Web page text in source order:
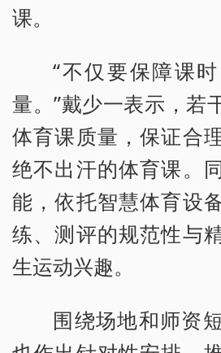
课。
“不仅要保障课
量。”戴少一表示，若
体育课质量，保证合
绝不出汗的体育课。
能，依托智慧体育设
练、测评的规范性与
生运动兴趣。
围绕场地和师资